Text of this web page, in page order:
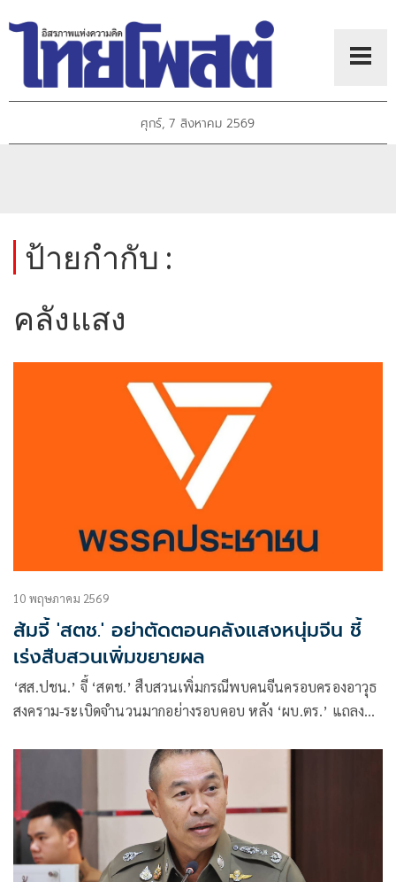
ศุกร์, 7 สิงหาคม 2569
ป้ายกำกับ :
คลังแสง
10 พฤษภาคม 2569
ส้มจี้ 'สตช.' อย่าตัดตอนคลังแสงหนุ่มจีน ชี้
เร่งสืบสวนเพิ่มขยายผล
‘สส.ปชน.’ จี้ ‘สตช.’ สืบสวนเพิ่มกรณีพบคนจีนครอบครองอาวุธ
สงคราม-ระเบิดจำนวนมากอย่างรอบคอบ หลัง ‘ผบ.ตร.’ แถลง
ขนาดนี้ ถาม กลับ หากเกิดเหตุจริงใครจะรับผิดชอบ